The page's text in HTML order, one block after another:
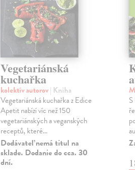
Vegetariánská
kuchařka
kolektív autorov| Kniha
Vegetariánská kuchařka z Edice
Apetit nabízí víc než 150
vegetariánských a veganských
receptů, které...
Dodávateľ nemá titul na
sklade. Dodanie do cca. 30
dní.